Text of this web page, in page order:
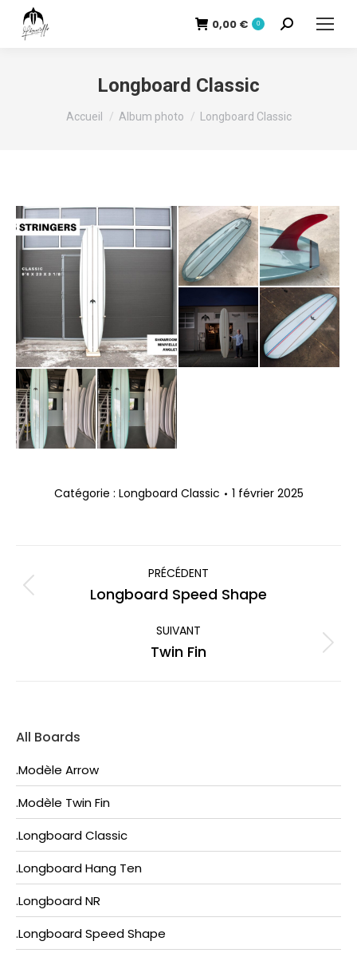
0,00 € 0
Recherche
Longboard Classic
Accueil Album photo Longboard Classic
Catégorie : Longboard Classic 1 février 2025
album
PRÉCÉDENT
Album
précédent
:
Longboard Speed Shape
SUIVANT
Album
Twin Fin
All Boards
.Modèle Arrow
.Modèle Twin Fin
.Longboard Classic
.Longboard Hang Ten
.Longboard NR
.Longboard Speed Shape